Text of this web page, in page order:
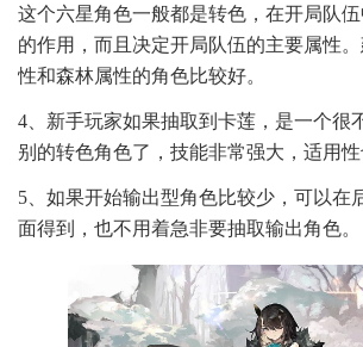
这个六星角色一般都是转色，在开局队
的作用，而且决定开局队伍的主要属性
性和森林属性的角色比较好。
4、新手玩家如果抽取到卡莲，是一个很
别的转色角色了，技能非常强大，适用性
5、如果开始输出型角色比较少，可以在
面得到，也不用着急非要抽取输出角色。